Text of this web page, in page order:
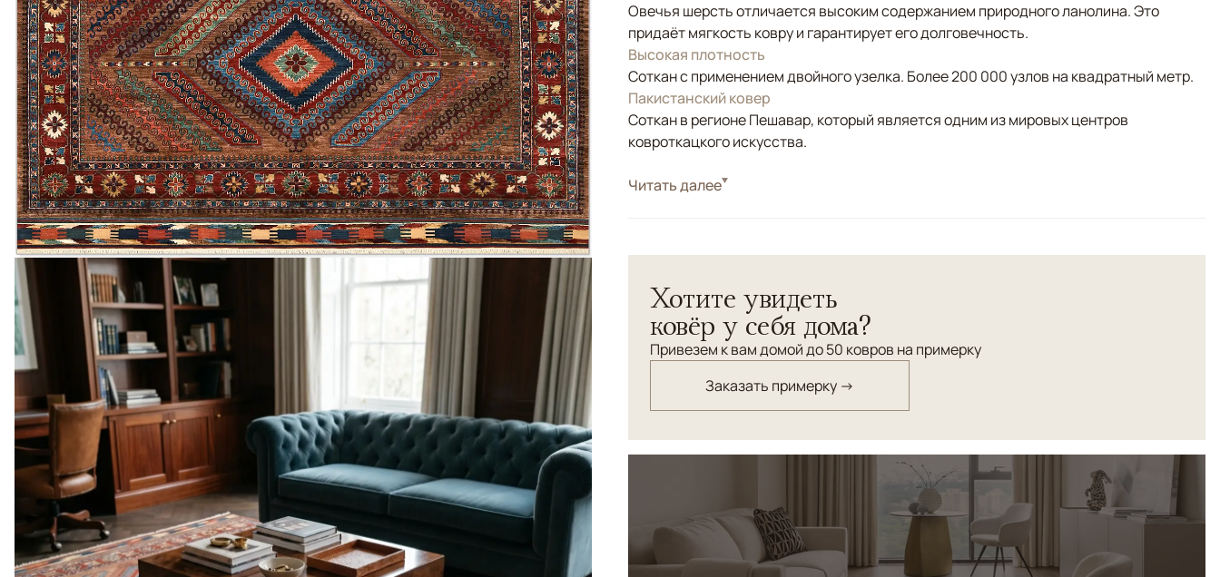
Овечья шерсть отличается высоким содержанием природного ланолина. Это
придаёт мягкость ковру и гарантирует его долговечность.
Высокая плотность
Соткан с применением двойного узелка. Более 200 000 узлов на квадратный метр.
Пакистанский ковер
Соткан в регионе Пешавар, который является одним из мировых центров
ковроткацкого искусства.
СтильКлассические
Читать далее
Хотите увидеть
ковёр у себя дома?
Привезем к вам домой до 50 ковров на примерку
Заказать примерку →